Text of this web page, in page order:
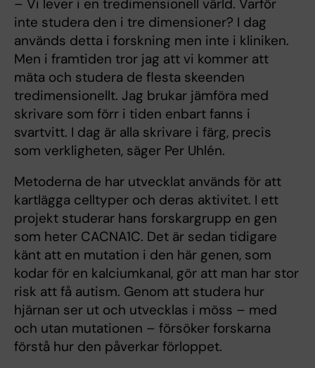
– Vi lever i en tredimensionell värld. Varför
inte studera den i tre dimensioner? I dag
används detta i forskning men inte i kliniken.
Men i framtiden tror jag att vi kommer att
mäta och studera de flesta skeenden
tredimensionellt. Jag brukar jämföra med
skrivare som förr i tiden enbart fanns i
svartvitt. I dag är alla skrivare i färg, precis
som verkligheten, säger Per Uhlén.
Metoderna de har utvecklat används för att
kartlägga celltyper och deras aktivitet. I ett
projekt studerar hans forskargrupp en gen
som heter CACNA1C. Det är sedan tidigare
känt att en mutation i den här genen, som
kodar för en kalciumkanal, gör att man har stor
risk att få autism. Genom att studera hur
hjärnan ser ut och utvecklas i möss – med
och utan mutationen – försöker forskarna
förstå hur den påverkar förloppet.